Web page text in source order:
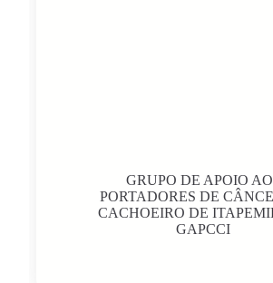
GRUPO DE APOIO
PORTADORES DE
CACHOEIRO DE
GAPCCI